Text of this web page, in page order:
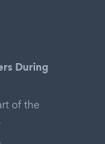
During
of the